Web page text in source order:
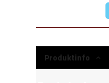
Produktinfo